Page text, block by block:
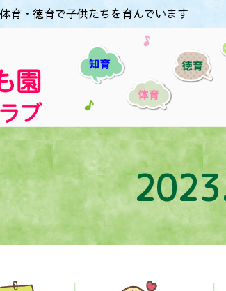
育・徳育で子供たちを育んでいます